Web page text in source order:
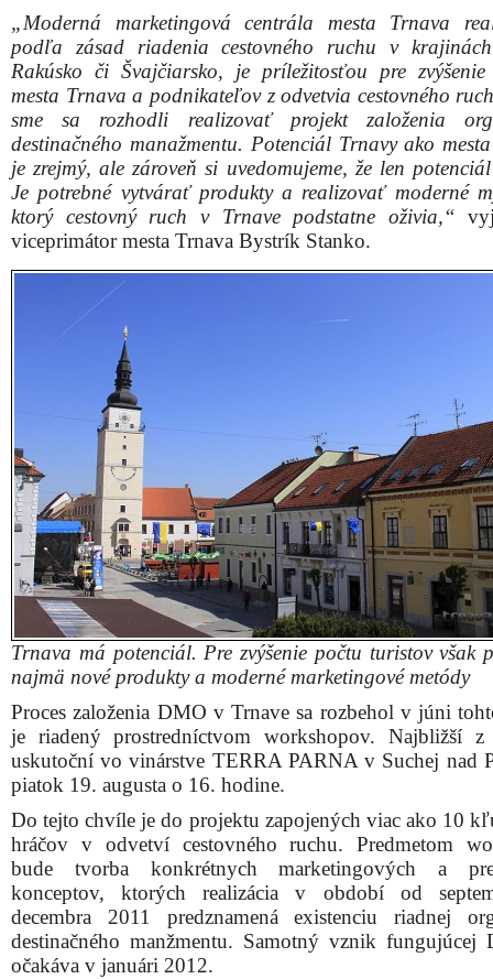
„Moderná marketingová centrála mesta Trnava
podľa zásad riadenia cestovného ruchu v
Rakúsko či Švajčiarsko, je príležitosťou pre
mesta Trnava a podnikateľov z odvetvia cestovného
sme sa rozhodli realizovať projekt založenia
destinačného manažmentu. Potenciál Trnavy ako
je zrejmý, ale zároveň si uvedomujeme, že len
Je potrebné vytvárať produkty a realizovať moderné
ktorý cestovný ruch v Trnave podstatne oživia,“
viceprimátor mesta Trnava Bystrík Stanko.
Trnava má potenciál. Pre zvýšenie počtu turistov však
najmä nové produkty a moderné marketingové metódy
Proces založenia DMO v Trnave sa rozbehol v júni
je riadený prostredníctvom workshopov. Najbližší
uskutoční vo vinárstve TERRA PARNA v Suchej nad
piatok 19. augusta o 16. hodine.
Do tejto chvíle je do projektu zapojených viac ako 10
hráčov v odvetví cestovného ruchu. Predmetom
bude tvorba konkrétnych marketingových a
konceptov, ktorých realizácia v období od
decembra 2011 predznamená existenciu riadnej
destinačného manžmentu. Samotný vznik fungujúcej
očakáva v januári 2012.